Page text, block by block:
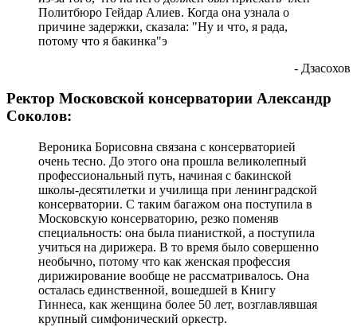
Политбюро Гейдар Алиев. Когда она узнала о
причине задержки, сказала: "Ну и что, я рада,
потому что я бакинка"э
- Дзасохов
Ректор Московской консерватории Александр
Соколов:
Вероника Борисовна связана с консерваторией
очень тесно. До этого она прошла великолепный
профессиональный путь, начиная с бакинской
школы-десятилетки и училища при ленинградской
консерватории. С таким багажом она поступила в
Московскую консерваторию, резко поменяв
специальность: она была пианисткой, а поступила
учиться на дирижера. В то время было совершенно
необычно, потому что как женская профессия
дирижирование вообще не рассматривалось. Она
осталась единственной, вошедшей в Книгу
Гиннеса, как женщина более 50 лет, возглавлявшая
крупный симфонический оркестр.